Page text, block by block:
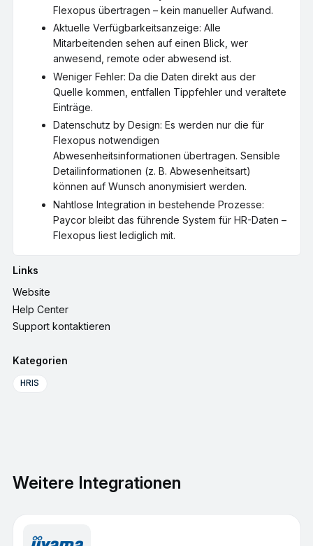
Flexopus übertragen – kein manueller Aufwand.
Aktuelle Verfügbarkeitsanzeige: Alle
Mitarbeitenden sehen auf einen Blick, wer
anwesend, remote oder abwesend ist.
Weniger Fehler: Da die Daten direkt aus der
Quelle kommen, entfallen Tippfehler und veraltete
Einträge.
Datenschutz by Design: Es werden nur die für
Flexopus notwendigen
Abwesenheitsinformationen übertragen. Sensible
Detailinformationen (z. B. Abwesenheitsart)
können auf Wunsch anonymisiert werden.
Nahtlose Integration in bestehende Prozesse:
Paycor bleibt das führende System für HR-Daten –
Flexopus liest lediglich mit.
Links
Website
Help Center
Support kontaktieren
Kategorien
HRIS
Weitere Integrationen